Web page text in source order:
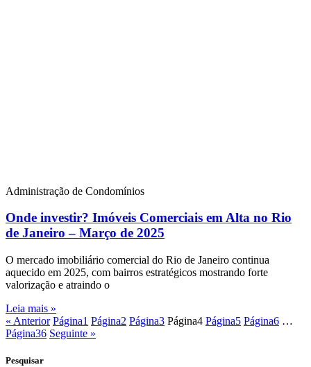
Administração de Condomínios
Onde investir? Imóveis Comerciais em Alta no Rio
de Janeiro – Março de 2025
O mercado imobiliário comercial do Rio de Janeiro continua
aquecido em 2025, com bairros estratégicos mostrando forte
valorização e atraindo o
Leia mais »
« Anterior Página1 Página2 Página3 Página4 Página5 Página6 …
Página36 Seguinte »
Pesquisar